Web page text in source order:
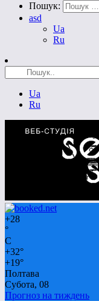
Пошук:
asd
Ua
Ru
Ua
Ru
+28
°
C
+32°
+19°
Полтава
Субота, 08
Прогноз на тиждень